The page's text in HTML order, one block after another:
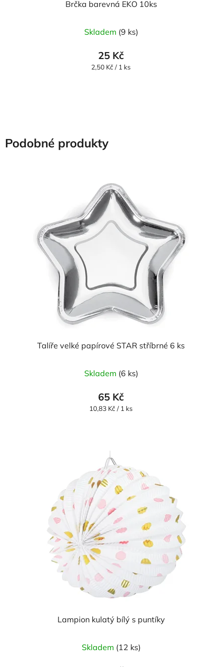
Brčka barevná EKO 10ks
Skladem (9 ks)
25 Kč
Měrná
2,50 Kč / 1 ks
Podobné produkty
Talíře velké papírové STAR stříbrné 6 ks
Skladem (6 ks)
65 Kč
Měrná
10,83 Kč / 1 ks
Lampion kulatý bílý s puntíky
Skladem (12 ks)